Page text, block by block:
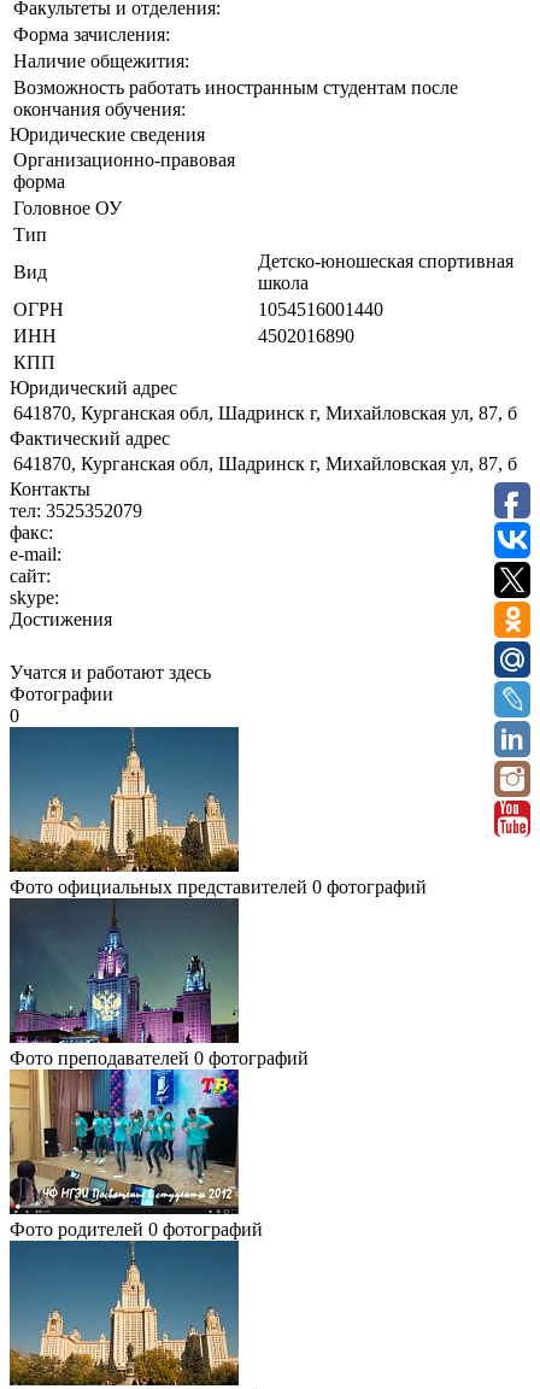
Факультеты и отделения:
Форма зачисления:
Наличие общежития:
Возможность работать иностранным студентам после
окончания обучения:
Юридические сведения
Организационно-правовая
форма
Головное ОУ
Тип
Вид
Детско-юношеская спортивная
школа
ОГРН
1054516001440
ИНН
4502016890
КПП
Юридический адрес
641870, Курганская обл, Шадринск г, Михайловская ул, 87, б
Фактический адрес
641870, Курганская обл, Шадринск г, Михайловская ул, 87, б
Контакты
тел: 3525352079
факс:
e-mail:
сайт:
skype:
Достижения
Учатся и работают здесь
Фотографии
0
Фото официальных представителей 0 фотографий
Фото преподавателей 0 фотографий
Фото родителей 0 фотографий